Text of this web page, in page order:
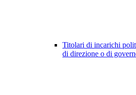
Titolari di incarichi
di direzione o di